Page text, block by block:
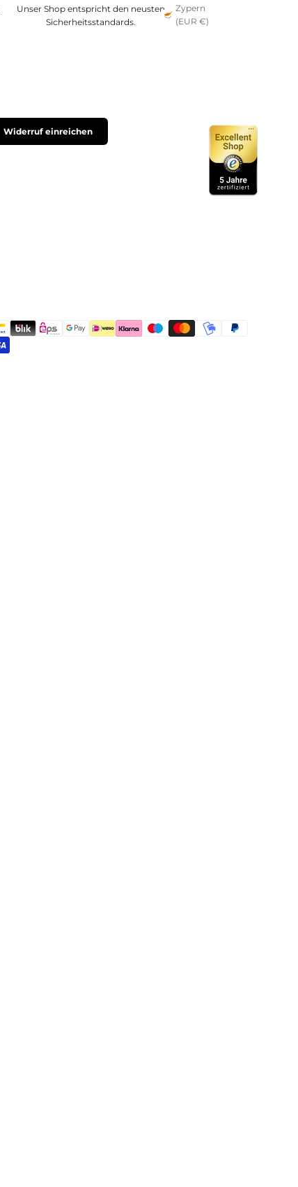
Zypern
(EUR €)
Unser Shop entspricht den neusten
Sicherheitsstandards.
Widerruf einreichen